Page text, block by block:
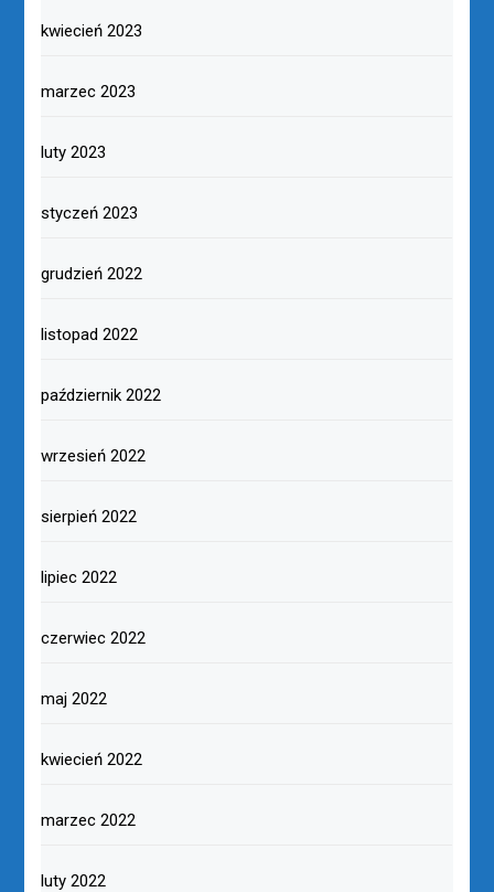
kwiecień 2023
marzec 2023
luty 2023
styczeń 2023
grudzień 2022
listopad 2022
październik 2022
wrzesień 2022
sierpień 2022
lipiec 2022
czerwiec 2022
maj 2022
kwiecień 2022
marzec 2022
luty 2022